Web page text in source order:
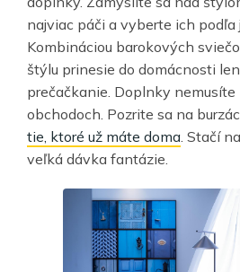
najviac páči a vyberte ich podľa
Kombináciou barokových
štýlu prinesie do domácnosti
prečačkanie. Doplnky
obchodoch. Pozrite sa na
tie, ktoré už máte doma . Stačí
veľká dávka fantázie.